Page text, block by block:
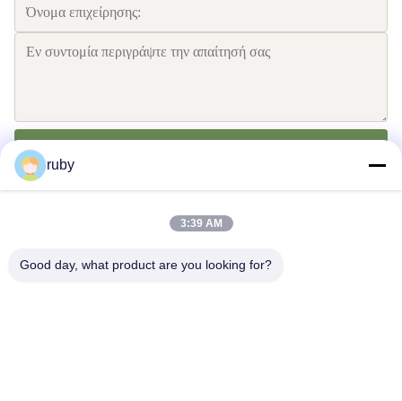
ruby
3:39 AM
Good day, what product are you looking for?